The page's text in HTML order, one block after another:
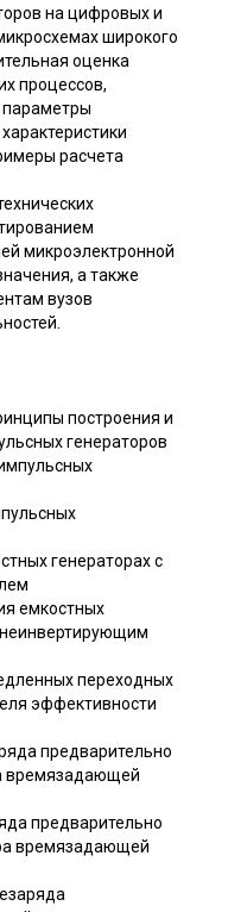
на цифровых и
широкого
оценка
процессов,
расчета
микроэлектронной
а также
вузов
построения и
генераторов
генераторах с
емкостных
переходных
эффективности
предварительно
времязадающей
предварительно
времязадающей